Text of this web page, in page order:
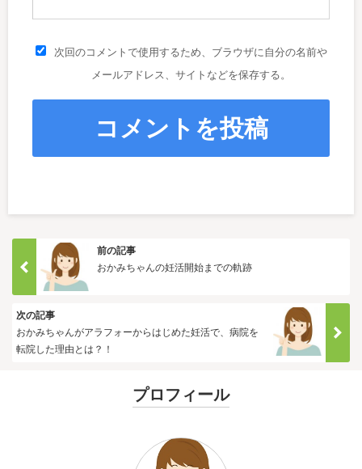
次回のコメントで使用するため、ブラウザに自分の名前や
メールアドレス、サイトなどを保存する。
前の記事
おかみちゃんの妊活開始までの軌跡
次の記事
おかみちゃんがアラフォーからはじめた妊活で、病院を
転院した理由とは？！
プロフィール